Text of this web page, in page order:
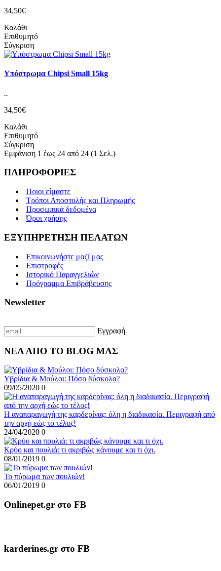
34,50€
Καλάθι
Επιθυμητό
Σύγκριση
Υπόστρωμα Chipsi Small 15kg
..
34,50€
Καλάθι
Επιθυμητό
Σύγκριση
Εμφάνιση 1 έως 24 από 24 (1 Σελ.)
ΠΛΗΡΟΦΟΡΙΕΣ
Ποιοι είμαστε
Τρόποι Αποστολής και Πληρωμής
Προσωπικά δεδομένα
Όροι χρήσης
ΕΞΥΠΗΡΕΤΗΣΗ ΠΕΛΑΤΩΝ
Επικοινωνήστε μαζί μας
Επιστροφές
Ιστορικό Παραγγελιών
Πρόγραμμα Επιβράβευσης
Newsletter
Εγγραφή
ΝΕΑ ΑΠΟ ΤΟ BLOG ΜΑΣ
Υβρίδια & Μούλοι: Πόσο δύσκολα?
09/05/2020 0
Η αναπαραγωγή της καρδερίνας: όλη η διαδικασία. Περιγραφή από
την αρχή εώς το τέλος!
24/04/2020 0
Κρύο και πουλιά: τι ακριβώς κάνουμε και τι όχι.
08/01/2019 0
To πύρωμα των πουλιών!
06/01/2019 0
Onlinepet.gr στο FB
karderines.gr στο FB